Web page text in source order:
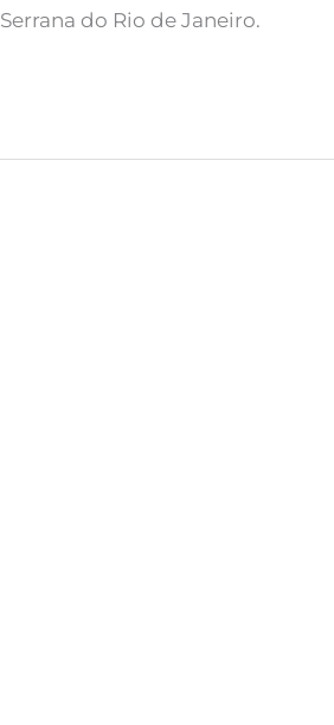
do Rio de Janeiro.